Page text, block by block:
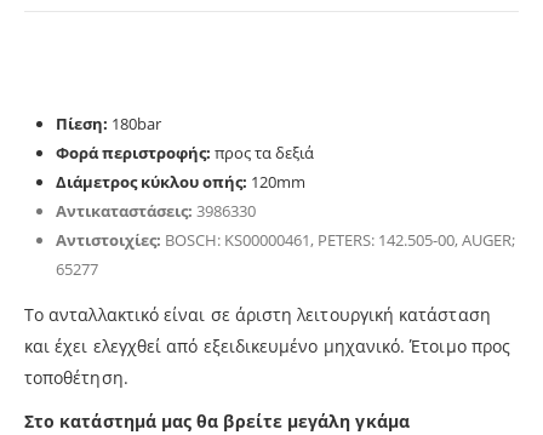
Πίεση: 180bar
Φορά περιστροφής: προς τα δεξιά
Διάμετρος κύκλου οπής: 120mm
Αντικαταστάσεις: 3986330
Αντιστοιχίες: BOSCH: KS00000461, PETERS: 142.505-00, AUGER;
65277
Το ανταλλακτικό είναι σε άριστη λειτουργική κατάσταση
και έχει ελεγχθεί από εξειδικευμένο μηχανικό. Έτοιμo προς
τοποθέτηση.
Στο κατάστημά μας θα βρείτε μεγάλη γκάμα